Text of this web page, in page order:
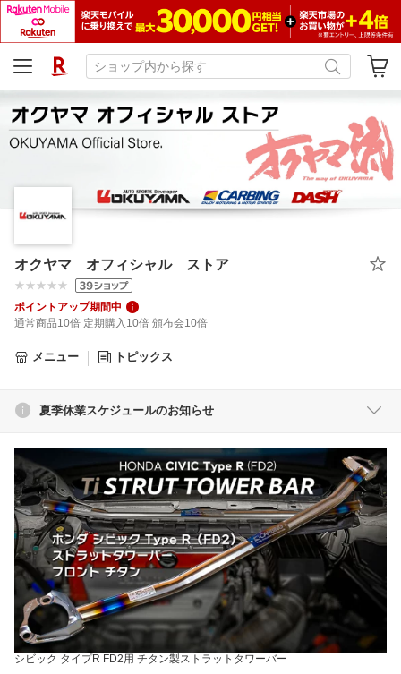
オクヤマ オフィシャル ストア
ポイントアップ期間中
通常商品10倍 定期購入10倍 頒布会10倍
メニュー トピックス
夏季休業スケジュールのお知らせ
シビック タイプR FD2用 チタン製ストラットタワーバー